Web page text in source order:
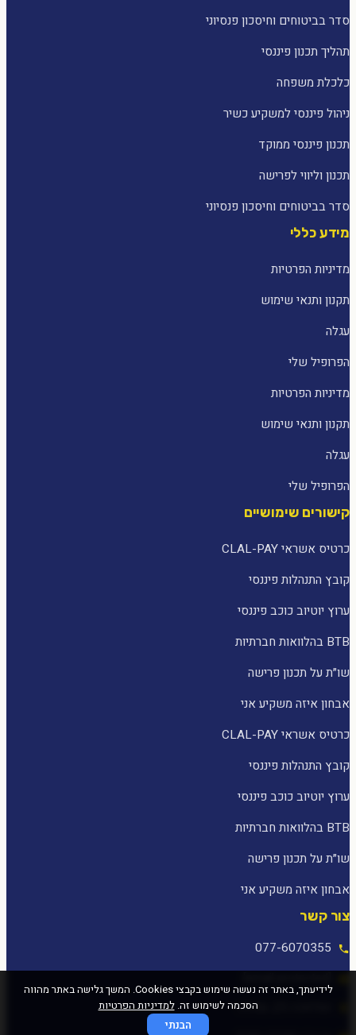
סדר בביטוחים וחיסכון פנסיוני
תהליך תכנון פיננסי
כלכלת משפחה
ניהול פיננסי למשקיע כשיר
תכנון פיננסי ממוקד
תכנון וליווי לפרישה
סדר בביטוחים וחיסכון פנסיוני
מידע כללי
מדיניות הפרטיות
תקנון ותנאי שימוש
עגלה
הפרופיל שלי
מדיניות הפרטיות
תקנון ותנאי שימוש
עגלה
הפרופיל שלי
קישורים שימושיים
כרטיס אשראי CLAL-PAY
קובץ התנהלות פיננסי
ערוץ יוטיוב כוכב פיננסי
BTB בהלוואות חברתיות
שו״ת על תכנון פרישה
אבחון איזה משקיע אני
כרטיס אשראי CLAL-PAY
קובץ התנהלות פיננסי
ערוץ יוטיוב כוכב פיננסי
BTB בהלוואות חברתיות
שו״ת על תכנון פרישה
אבחון איזה משקיע אני
צור קשר
077-6070355
לידיעתך, באתר זה נעשה שימוש בקבצי Cookies. המשך גלישה באתר מהווה
הסכמה לשימוש זה.למדיניות הפרטיות
הבנתי